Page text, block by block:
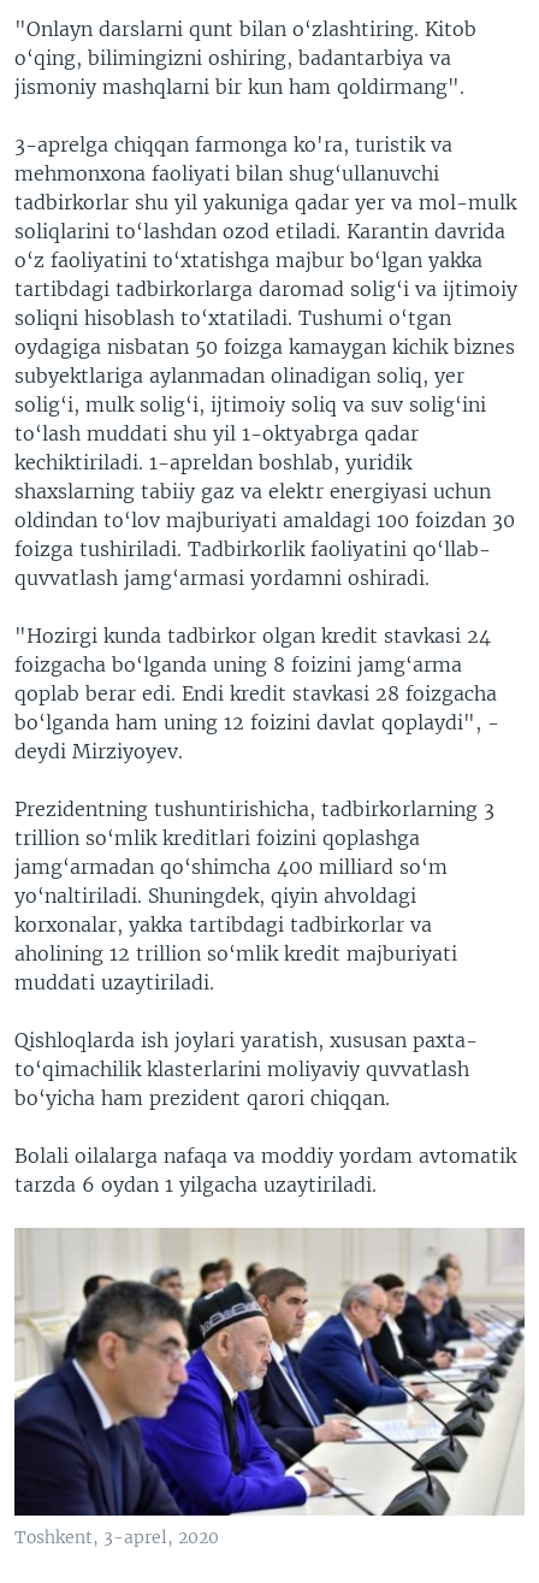
"Onlayn darslarni qunt bilan o‘zlashtiring. Kitob
o‘qing, bilimingizni oshiring, badantarbiya va
jismoniy mashqlarni bir kun ham qoldirmang".
3-aprelga chiqqan farmonga ko'ra, turistik va
mehmonxona faoliyati bilan shug‘ullanuvchi
tadbirkorlar shu yil yakuniga qadar yer va mol-mulk
soliqlarini to‘lashdan ozod etiladi. Karantin davrida
o‘z faoliyatini to‘xtatishga majbur bo‘lgan yakka
tartibdagi tadbirkorlarga daromad solig‘i va ijtimoiy
soliqni hisoblash to‘xtatiladi. Tushumi o‘tgan
oydagiga nisbatan 50 foizga kamaygan kichik biznes
subyektlariga aylanmadan olinadigan soliq, yer
solig‘i, mulk solig‘i, ijtimoiy soliq va suv solig‘ini
to‘lash muddati shu yil 1-oktyabrga qadar
kechiktiriladi. 1-apreldan boshlab, yuridik
shaxslarning tabiiy gaz va elektr energiyasi uchun
oldindan to‘lov majburiyati amaldagi 100 foizdan 30
foizga tushiriladi. Tadbirkorlik faoliyatini qo‘llab-
quvvatlash jamg‘armasi yordamni oshiradi.
"Hozirgi kunda tadbirkor olgan kredit stavkasi 24
foizgacha bo‘lganda uning 8 foizini jamg‘arma
qoplab berar edi. Endi kredit stavkasi 28 foizgacha
bo‘lganda ham uning 12 foizini davlat qoplaydi", -
deydi Mirziyoyev.
Prezidentning tushuntirishicha, tadbirkorlarning 3
trillion so‘mlik kreditlari foizini qoplashga
jamg‘armadan qo‘shimcha 400 milliard so‘m
yo‘naltiriladi. Shuningdek, qiyin ahvoldagi
korxonalar, yakka tartibdagi tadbirkorlar va
aholining 12 trillion so‘mlik kredit majburiyati
muddati uzaytiriladi.
Qishloqlarda ish joylari yaratish, xususan paxta-
to‘qimachilik klasterlarini moliyaviy quvvatlash
bo‘yicha ham prezident qarori chiqqan.
Bolali oilalarga nafaqa va moddiy yordam avtomatik
tarzda 6 oydan 1 yilgacha uzaytiriladi.
Toshkent, 3-aprel, 2020